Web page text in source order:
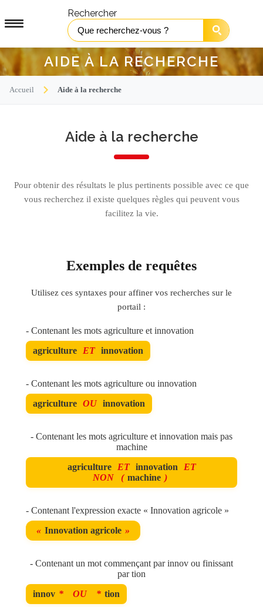
Rechercher
AIDE À LA RECHERCHE
Accueil Aide à la recherche
Aide à la recherche
Pour obtenir des résultats le plus pertinents possible avec ce que
vous recherchez il existe quelques règles qui peuvent vous
facilitez la vie.
Exemples de requêtes
Utilisez ces syntaxes pour affiner vos recherches sur le
portail :
- Contenant les mots agriculture et innovation
agriculture
ET innovation
- Contenant les mots agriculture ou innovation
agriculture OU innovation
- Contenant les mots agriculture et innovation mais pas
machine
agriculture
ET innovation
ET
NON
( machine )
- Contenant l'expression exacte « Innovation agricole »
« Innovation agricole »
- Contenant un mot commençant par innov ou finissant
par tion
innov * OU * tion